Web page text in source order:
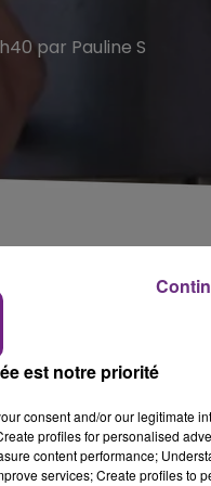
par Pauline S
directement au
d’une somme
n’est effectué par ses
est notre priorité
consent and/or our legitimate
profiles for personalised
content performance;
services; Create profiles to